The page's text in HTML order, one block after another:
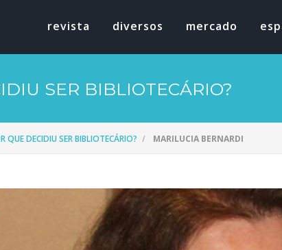
revista diversos mercado
SER BIBLIOTECÁRIO?
QUE DECIDIU SER BIBLIOTECÁRIO? MARILUCIA BERNARDI